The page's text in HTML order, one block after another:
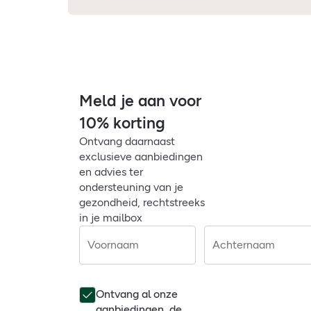
Meld je aan voor
10% korting
Ontvang daarnaast
exclusieve aanbiedingen
en advies ter
ondersteuning van je
gezondheid, rechtstreeks
in je mailbox
Voornaam Achternaam
Ontvang al onze